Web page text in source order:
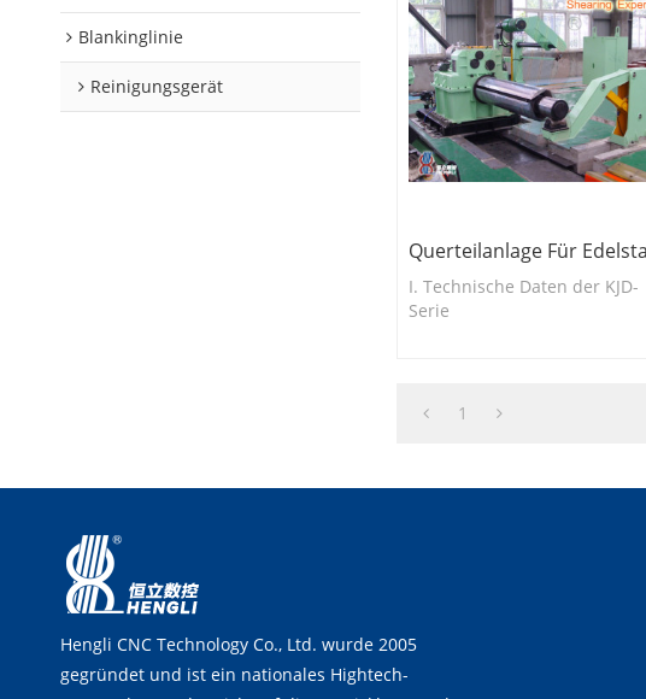
Blankinglinie
Reinigungsgerät
Querteilanlage Für
I. Technische Daten der KJD-
Serie
1
Hengli CNC Technology Co., Ltd. wurde 2005
gegründet und ist ein nationales Hightech-